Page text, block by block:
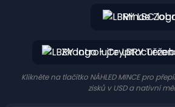
Mince
Zkontrolujte LBRY
Klikněte na tlačítko NÁHLED MINCE pro
zisků v USD a nativní